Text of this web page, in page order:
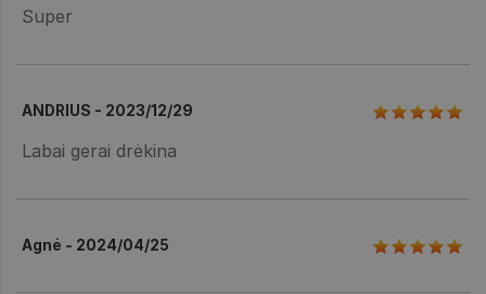
Super
ANDRIUS - 2023/12/29
Labai gerai drėkina
Agnė - 2024/04/25